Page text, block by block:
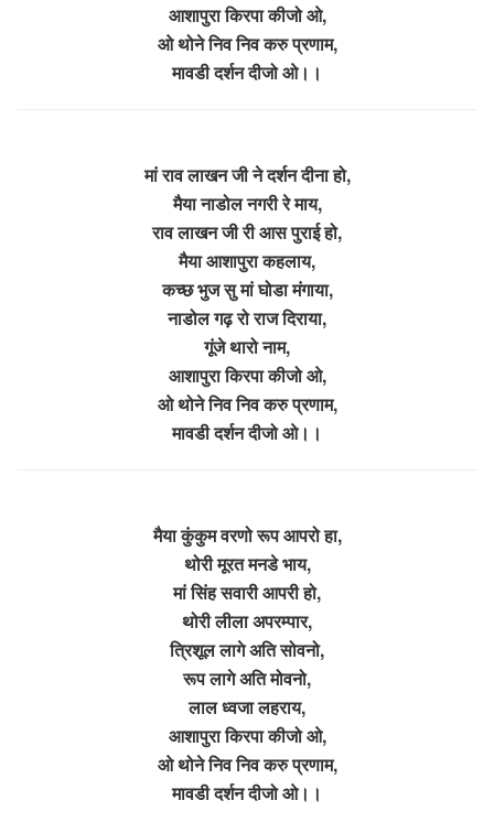
आशापुरा किरपा कीजो ओ,
ओ थोने निव निव करु प्रणाम,
मावडी दर्शन दीजो ओ।।
मां राव लाखन जी ने दर्शन दीना हो,
मैया नाडोल नगरी रे माय,
राव लाखन जी री आस पुराई हो,
मैया आशापुरा कहलाय,
कच्छ भुज सु मां घोडा मंगाया,
नाडोल गढ़ रो राज दिराया,
गूंजे थारो नाम,
आशापुरा किरपा कीजो ओ,
ओ थोने निव निव करु प्रणाम,
मावडी दर्शन दीजो ओ।।
मैया कुंकुम वरणो रूप आपरो हा,
थोरी मूरत मनडे भाय,
मां सिंह सवारी आपरी हो,
थोरी लीला अपरम्पार,
त्रिशूल लागे अति सोवनो,
रूप लागे अति मोवनो,
लाल ध्वजा लहराय,
आशापुरा किरपा कीजो ओ,
ओ थोने निव निव करु प्रणाम,
मावडी दर्शन दीजो ओ।।